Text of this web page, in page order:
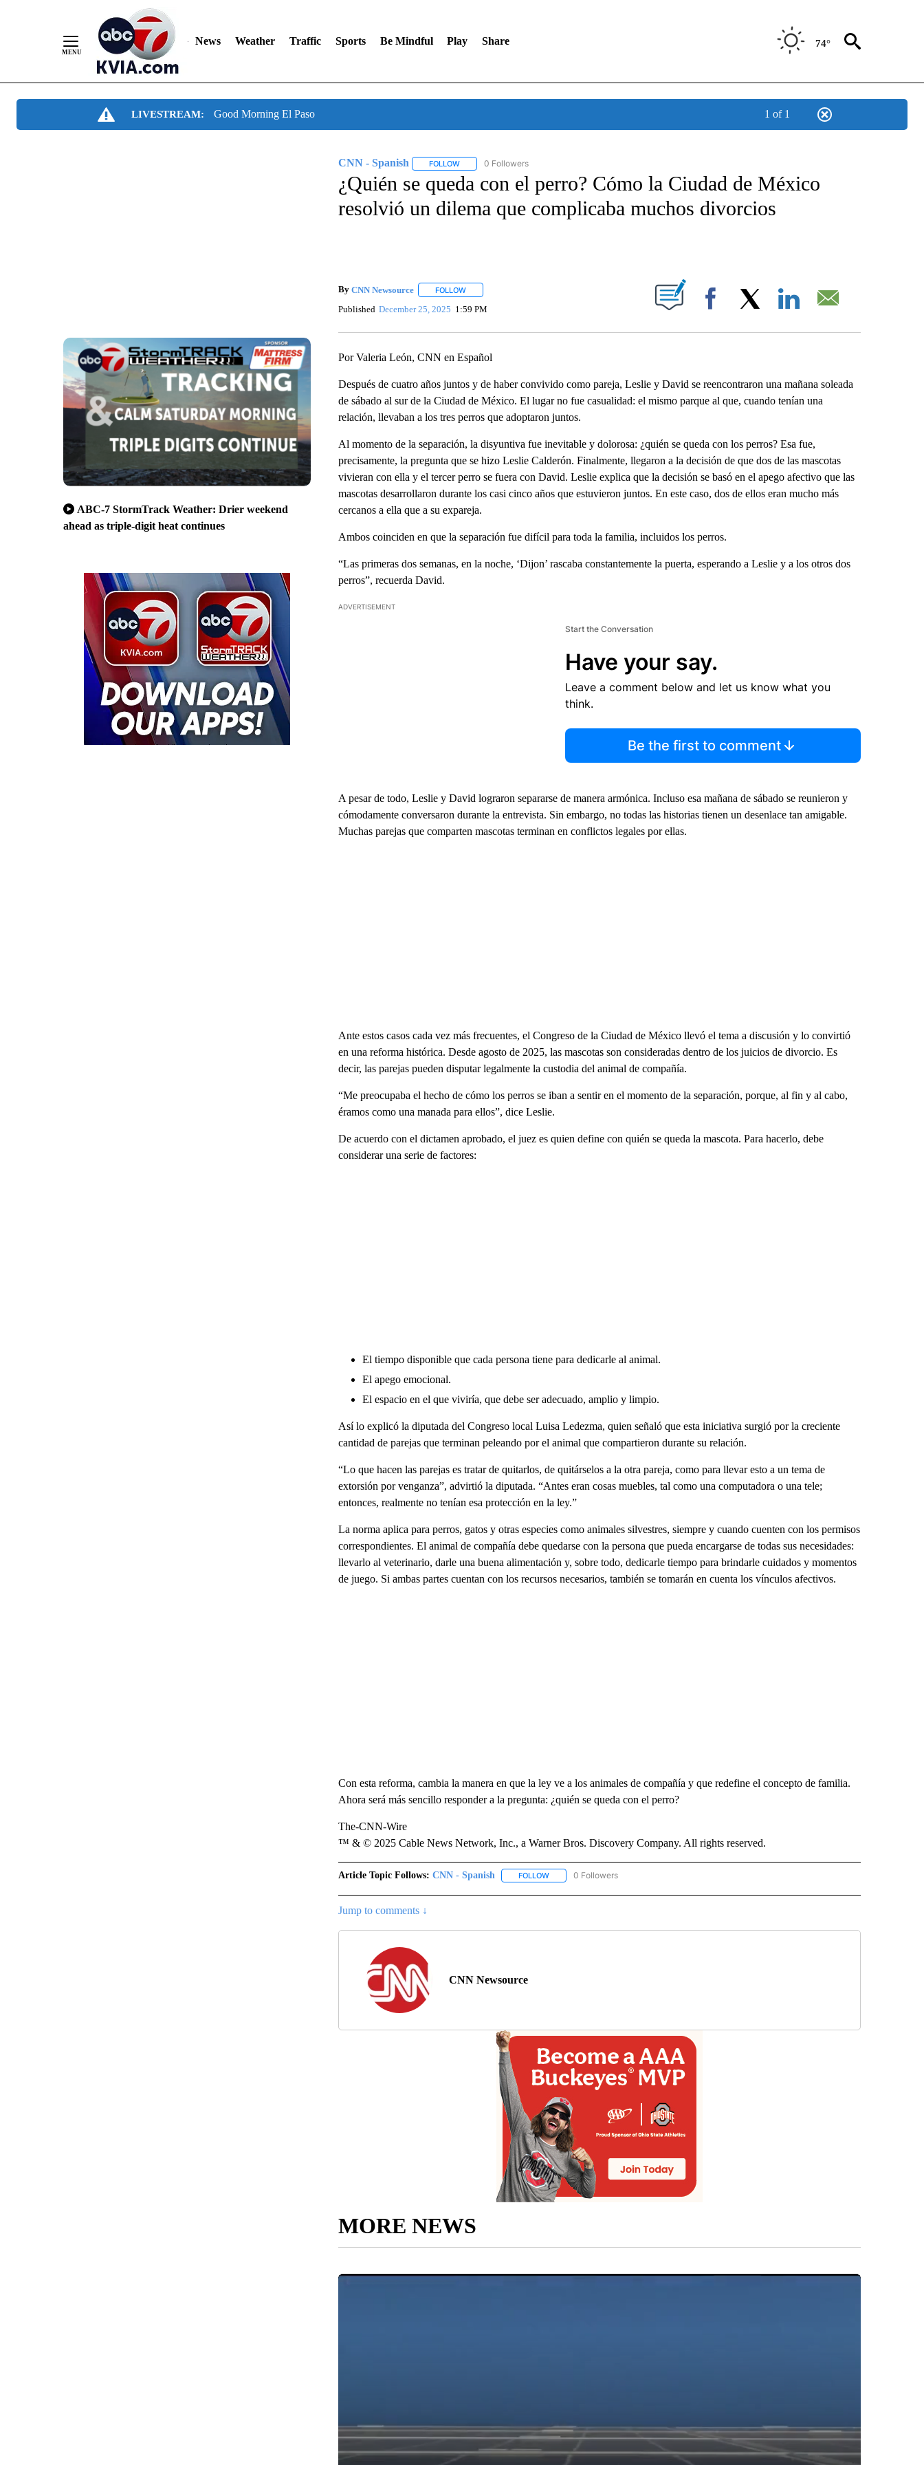
News Weather Traffic Sports Be Mindful Play Share 74°
LIVESTREAM: Good Morning El Paso 1 of 1
ABC-7 StormTrack Weather: Drier weekend
ahead as triple-digit heat continues
CNN - Spanish FOLLOWFOLLOW "CNN - SPANISH" TO RECEIVE NOTIFICATIONS ABOUT NEW PAGES ON "CNN - SPANISH".
0 Followers
¿Quién se queda con el perro? Cómo la Ciudad de México
resolvió un dilema que complicaba muchos divorcios
By CNN Newsource FOLLOWFOLLOW "" TO RECEIVE NOTIFICATIONS ABOUT NEW PAGES ON "".
Published December 25, 2025 1:59 PM Facebook
Por Valeria León, CNN en Español
Después de cuatro años juntos y de haber convivido como pareja, Leslie y David se reencontraron una mañana soleada
de sábado al sur de la Ciudad de México. El lugar no fue casualidad: el mismo parque al que, cuando tenían una
relación, llevaban a los tres perros que adoptaron juntos.
Al momento de la separación, la disyuntiva fue inevitable y dolorosa: ¿quién se queda con los perros? Esa fue,
precisamente, la pregunta que se hizo Leslie Calderón. Finalmente, llegaron a la decisión de que dos de las mascotas
vivieran con ella y el tercer perro se fuera con David. Leslie explica que la decisión se basó en el apego afectivo que las
mascotas desarrollaron durante los casi cinco años que estuvieron juntos. En este caso, dos de ellos eran mucho más
cercanos a ella que a su expareja.
Ambos coinciden en que la separación fue difícil para toda la familia, incluidos los perros.
“Las primeras dos semanas, en la noche, ‘Dijon’ rascaba constantemente la puerta, esperando a Leslie y a los otros dos
perros”, recuerda David.
ADVERTISEMENT
Start the Conversation
Have your say.
Leave a comment below and let us know what you
think.
Be the first to comment
A pesar de todo, Leslie y David lograron separarse de manera armónica. Incluso esa mañana de sábado se reunieron y
cómodamente conversaron durante la entrevista. Sin embargo, no todas las historias tienen un desenlace tan amigable.
Muchas parejas que comparten mascotas terminan en conflictos legales por ellas.
Ante estos casos cada vez más frecuentes, el Congreso de la Ciudad de México llevó el tema a discusión y lo convirtió
en una reforma histórica. Desde agosto de 2025, las mascotas son consideradas dentro de los juicios de divorcio. Es
decir, las parejas pueden disputar legalmente la custodia del animal de compañía.
“Me preocupaba el hecho de cómo los perros se iban a sentir en el momento de la separación, porque, al fin y al cabo,
éramos como una manada para ellos”, dice Leslie.
De acuerdo con el dictamen aprobado, el juez es quien define con quién se queda la mascota. Para hacerlo, debe
considerar una serie de factores:
El tiempo disponible que cada persona tiene para dedicarle al animal.
El apego emocional.
El espacio en el que viviría, que debe ser adecuado, amplio y limpio.
Así lo explicó la diputada del Congreso local Luisa Ledezma, quien señaló que esta iniciativa surgió por la creciente
cantidad de parejas que terminan peleando por el animal que compartieron durante su relación.
“Lo que hacen las parejas es tratar de quitarlos, de quitárselos a la otra pareja, como para llevar esto a un tema de
extorsión por venganza”, advirtió la diputada. “Antes eran cosas muebles, tal como una computadora o una tele;
entonces, realmente no tenían esa protección en la ley.”
La norma aplica para perros, gatos y otras especies como animales silvestres, siempre y cuando cuenten con los permisos
correspondientes. El animal de compañía debe quedarse con la persona que pueda encargarse de todas sus necesidades:
llevarlo al veterinario, darle una buena alimentación y, sobre todo, dedicarle tiempo para brindarle cuidados y momentos
de juego. Si ambas partes cuentan con los recursos necesarios, también se tomarán en cuenta los vínculos afectivos.
Con esta reforma, cambia la manera en que la ley ve a los animales de compañía y que redefine el concepto de familia.
Ahora será más sencillo responder a la pregunta: ¿quién se queda con el perro?
The-CNN-Wire
™ & © 2025 Cable News Network, Inc., a Warner Bros. Discovery Company. All rights reserved.
Article Topic Follows: CNN - Spanish FOLLOWFOLLOW "CNN - SPANISH" TO RECEIVE NOTIFICATIONS ABOUT NEW PAGES ON "CNN - SPANISH".
0 Followers
Jump to comments ↓
CNN Newsource
MORE NEWS